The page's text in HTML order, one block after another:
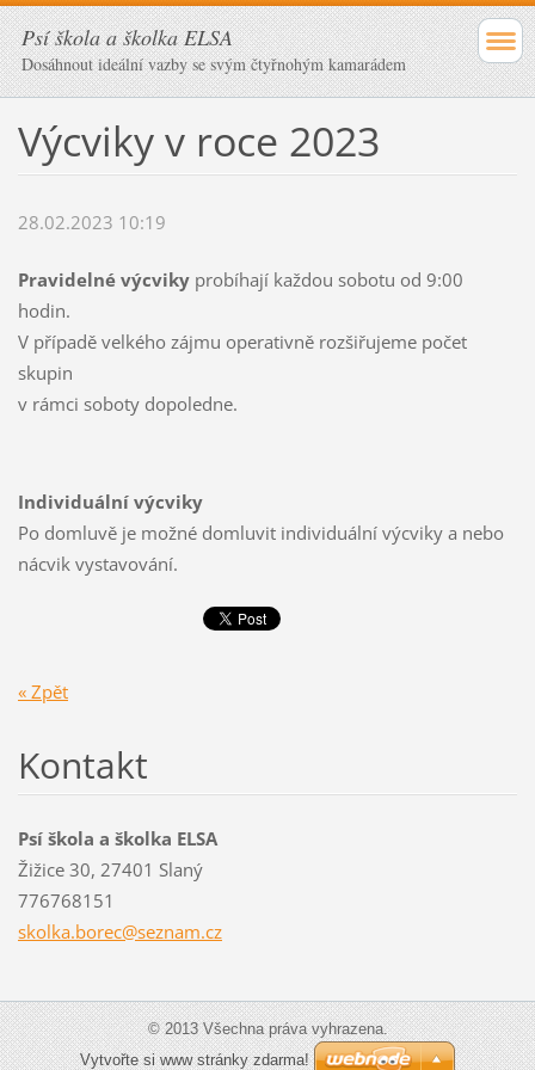
Psí škola a školka ELSA
Dosáhnout ideální vazby se svým čtyřnohým kamarádem
Výcviky v roce 2023
28.02.2023 10:19
Pravidelné výcvikyprobíhají každou sobotu od 9:00
hodin.
V případě velkého zájmu operativně rozšiřujeme počet
skupin
v rámci soboty dopoledne.
Individuální výcviky
Po domluvě je možné domluvit individuální výcviky a nebo
nácvik vystavování.
« Zpět
Kontakt
Psí škola a školka ELSA
Žižice 30, 27401 Slaný
776768151
skolka.borec@seznam.cz
© 2013 Všechna práva vyhrazena.
Vytvořte si www stránky zdarma!